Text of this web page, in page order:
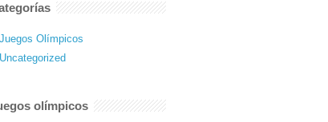
Juegos Olímpicos
Uncategorized
olímpicos